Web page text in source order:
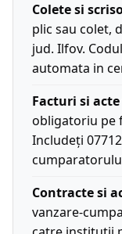
Colete si
plic sau colet,
jud. Ilfov.
automata in
Facturi si
obligatoriu pe
Includeți
Contracte si
vanzare-